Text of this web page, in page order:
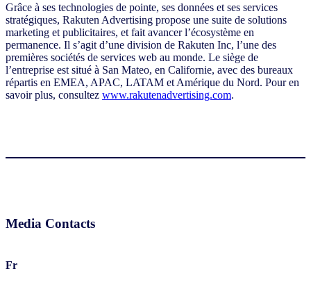
Grâce à ses technologies de pointe, ses données et ses services
stratégiques, Rakuten Advertising propose une suite de solutions
marketing et publicitaires, et fait avancer l’écosystème en
permanence. Il s’agit d’une division de Rakuten Inc, l’une des
premières sociétés de services web au monde. Le siège de
l’entreprise est situé à San Mateo, en Californie, avec des bureaux
répartis en EMEA, APAC, LATAM et Amérique du Nord. Pour en
savoir plus, consultez www.rakutenadvertising.com.
Media Contacts
Fr